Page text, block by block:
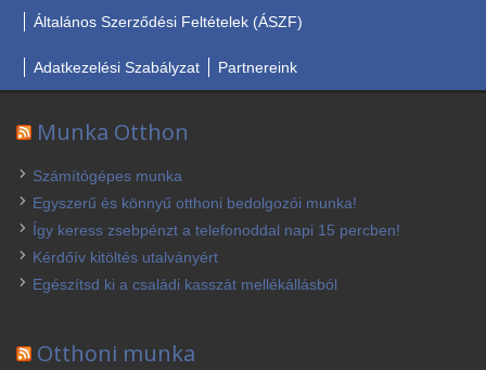
Általános Szerződési Feltételek (ÁSZF)
Adatkezelési Szabályzat Partnereink
Munka Otthon
Számítógépes munka
Egyszerű és könnyű otthoni bedolgozói munka!
Így keress zsebpénzt a telefonoddal napi 15 percben!
Kérdőív kitöltés utalványért
Egészítsd ki a családi kasszát mellékállásból
Otthoni munka